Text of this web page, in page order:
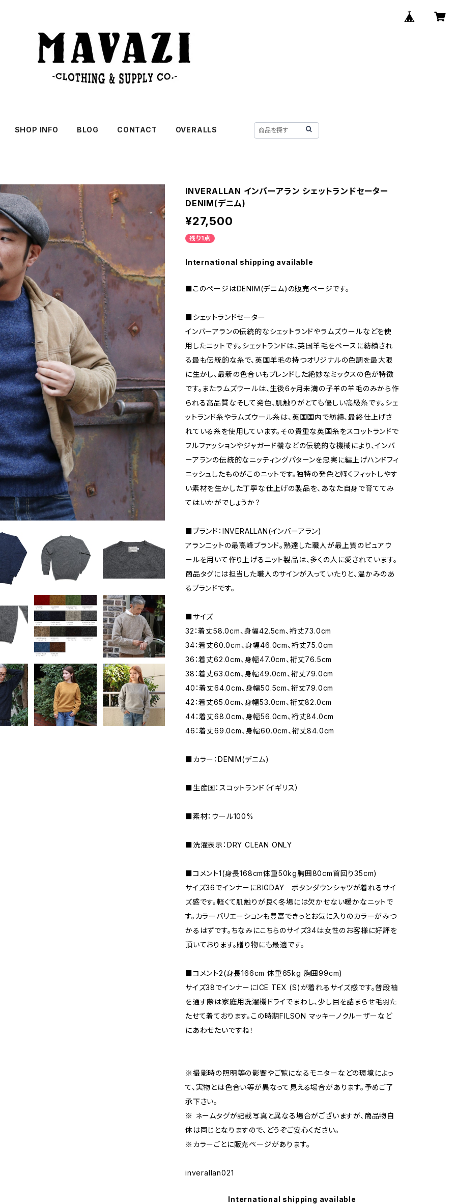
SHOP INFO BLOG CONTACT OVERALLS
INVERALLAN インバーアラン シェットランドセーター
DENIM(デニム)
¥27,500
残り1点
International shipping available
■このページはDENIM(デニム)の販売ページです。
■シェットランドセーター
インバーアランの伝統的なシェットランドやラムズウールなどを使
用したニットです。シェットランドは、英国羊毛をベースに紡績され
る最も伝統的な糸で、英国羊毛の持つオリジナルの色調を最大限
に生かし、最新の色合いもブレンドした絶妙なミックスの色が特徴
です。またラムズウールは、生後6ヶ月未満の子羊の羊毛のみから作
られる高品質なそして発色、肌触りがとても優しい高級糸です。シェ
ットランド糸やラムズウール糸は、英国国内で紡績、最終仕上げさ
れている糸を使用しています。その貴重な英国糸をスコットランドで
フルファッションやジャガード機などの伝統的な機械により、インバ
ーアランの伝統的なニッティングパターンを忠実に編上げハンドフィ
ニッシュしたものがこのニットです。独特の発色と軽くフィットしやす
い素材を生かした丁寧な仕上げの製品を、あなた自身で育ててみ
てはいかがでしょうか？
■ブランド：INVERALLAN(インバーアラン)
アランニットの最高峰ブランド。熟達した職人が最上質のピュアウ
ールを用いて作り上げるニット製品は、多くの人に愛されています。
商品タグには担当した職人のサインが入っていたりと、温かみのあ
るブランドです。
■サイズ
32：着丈58.0cm、身幅42.5cm、裄丈73.0cm
34：着丈60.0cm、身幅46.0cm、裄丈75.0cm
36：着丈62.0cm、身幅47.0cm、裄丈76.5cm
38：着丈63.0cm、身幅49.0cm、裄丈79.0cm
40：着丈64.0cm、身幅50.5cm、裄丈79.0cm
42：着丈65.0cm、身幅53.0cm、裄丈82.0cm
44：着丈68.0cm、身幅56.0cm、裄丈84.0cm
46：着丈69.0cm、身幅60.0cm、裄丈84.0cm
■カラー：DENIM(デニム)
■生産国：スコットランド（イギリス）
■素材：ウール100%
■洗濯表示：DRY CLEAN ONLY
■コメント1(身長168cm体重50kg胸囲80cm首回り35cm)
サイズ36でインナーにBIGDAY ボタンダウンシャツが着れるサイ
ズ感です。軽くて肌触りが良く冬場には欠かせない暖かなニットで
す。カラーバリエーションも豊富できっとお気に入りのカラーがみつ
かるはずです。ちなみにこちらのサイズ34は女性のお客様に好評を
頂いております。贈り物にも最適です。
■コメント2(身長166cm 体重65kg 胸囲99cm)
サイズ38でインナーにICE TEX (S)が着れるサイズ感です。普段袖
を通す際は家庭用洗濯機ドライでまわし、少し目を詰まらせ毛羽た
たせて着ております。この時期FILSON マッキーノクルーザーなど
にあわせたいですね！
※撮影時の照明等の影響やご覧になるモニターなどの環境によっ
て、実物とは色合い等が異なって見える場合があります。予めご了
承下さい。
※ ネームタグが記載写真と異なる場合がございますが、商品物自
体は同じとなりますので、どうぞご安心ください。
※カラーごとに販売ページがあります。
inverallan021
International shipping available